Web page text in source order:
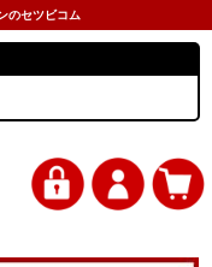
のセツビコム